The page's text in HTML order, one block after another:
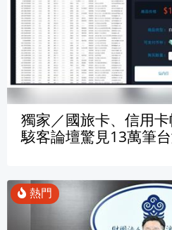
獨家／國旅卡、信用
駭客論壇驚見13萬筆